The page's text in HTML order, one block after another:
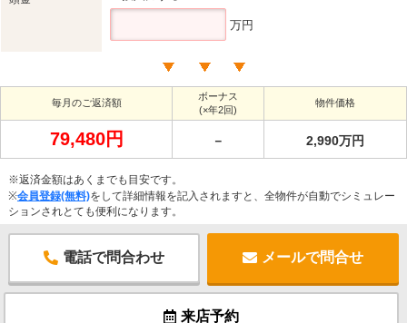
万円
毎月のご返済額
ボーナス
(×年2回)
物件価格
79,480円 － 2,990万円
※返済金額はあくまでも目安です。
※会員登録(無料)をして詳細情報を記入されますと、全物件が自動でシミュレー
ションされとても便利になります。
電話で問合わせ メールで問合せ
来店予約